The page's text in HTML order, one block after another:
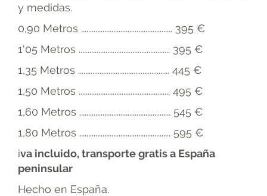
y medidas.
0,90 Metros ................................................... 395 €
1'05 Metros ................................................... 395 €
1,35 Metros ................................................... 445 €
1,50 Metros ................................................... 495 €
1,60 Metros ................................................... 545 €
1,80 Metros ................................................... 595 €
iva incluido, transporte gratis a España
peninsular
Hecho en España.